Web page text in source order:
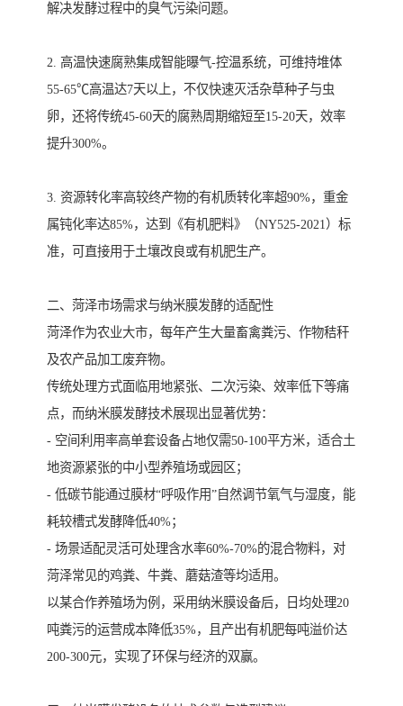
解决发酵过程中的臭气污染问题。
2. 高温快速腐熟集成智能曝气-控温系统，可维持堆体
55-65℃高温达7天以上，不仅快速灭活杂草种子与虫
卵，还将传统45-60天的腐熟周期缩短至15-20天，效率
提升300%。
3. 资源转化率高较终产物的有机质转化率超90%，重金
属钝化率达85%，达到《有机肥料》（NY525-2021）标
准，可直接用于土壤改良或有机肥生产。
二、菏泽市场需求与纳米膜发酵的适配性
菏泽作为农业大市，每年产生大量畜禽粪污、作物秸秆
及农产品加工废弃物。
传统处理方式面临用地紧张、二次污染、效率低下等痛
点，而纳米膜发酵技术展现出显著优势：
- 空间利用率高单套设备占地仅需50-100平方米，适合土
地资源紧张的中小型养殖场或园区；
- 低碳节能通过膜材“呼吸作用”自然调节氧气与湿度，能
耗较槽式发酵降低40%；
- 场景适配灵活可处理含水率60%-70%的混合物料，对
菏泽常见的鸡粪、牛粪、蘑菇渣等均适用。
以某合作养殖场为例，采用纳米膜设备后，日均处理20
吨粪污的运营成本降低35%，且产出有机肥每吨溢价达
200-300元，实现了环保与经济的双赢。